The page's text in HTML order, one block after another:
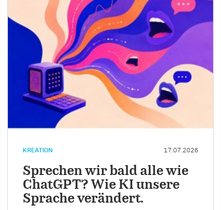
KREATION 17.07.2026
Sprechen wir bald alle wie
ChatGPT? Wie KI unsere
Sprache verändert.